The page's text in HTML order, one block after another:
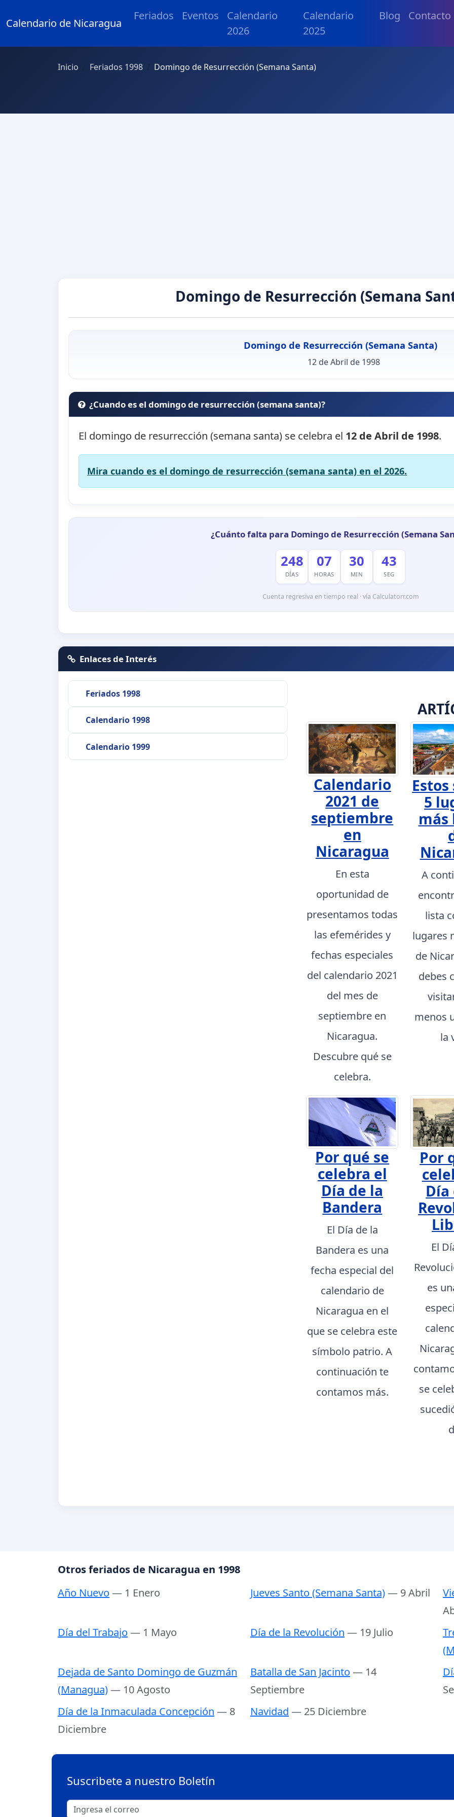
Calendario de Nicaragua
Feriados Eventos
Calendario
2026
Calendario
2025
Blog Contacto
Inicio Feriados 1998 Domingo de Resurrección (Semana Santa)
Domingo de Resurrección (Semana
Domingo de Resurrección (Semana Santa)
12 de Abril de 1998
¿Cuando es el domingo de resurrección (semana santa)?
El domingo de resurrección (semana santa) se celebra el 12 de Abril de 1998.
Mira cuando es el domingo de resurrección (semana santa) en el 2026.
¿Cuánto falta para Domingo de Resurrección (Semana
248
DÍAS
07
HORAS
30
MIN
42
SEG
Cuenta regresiva en tiempo real · vía Calculatorr.com
Enlaces de Interés
Feriados 1998
Calendario 1998
Calendario 1999
Calendario
2021 de
septiembre
en
Nicaragua
En esta
oportunidad de
presentamos todas
las efemérides y
fechas especiales
del calendario 2021
del mes de
septiembre en
Nicaragua.
Descubre qué se
celebra.
5
más
A
lista
lugares
de
debes
menos
la
Por qué se
celebra el
Día de la
Bandera
El Día de la
Bandera es una
fecha especial del
calendario de
Nicaragua en el
que se celebra este
símbolo patrio. A
continuación te
contamos más.
Por
Día
El
es
se
Otros feriados de Nicaragua en 1998
Año Nuevo — 1 Enero Jueves Santo (Semana Santa)— 9 Abril
Día del Trabajo — 1 Mayo Día de la Revolución — 19 Julio
Dejada de Santo Domingo de Guzmán
(Managua)— 10 Agosto
Batalla de San Jacinto — 14
Septiembre
Día de la Inmaculada Concepción — 8
Diciembre
Navidad — 25 Diciembre
Suscribete a nuestro Boletín